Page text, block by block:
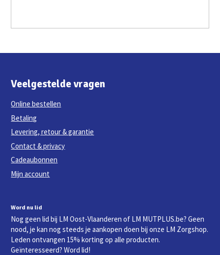
Veelgestelde vragen
Online bestellen
Betaling
Levering, retour & garantie
Contact & privacy
Cadeaubonnen
Mijn account
Word nu lid
Nog geen lid bij LM Oost-Vlaanderen of LM MUTPLUS.be? Geen
nood, je kan nog steeds je aankopen doen bij onze LM Zorgshop.
Leden ontvangen 15% korting op alle producten.
Geïnteresseerd? Word lid!